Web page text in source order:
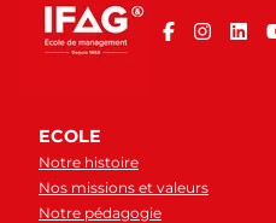
ECOLE
Notre histoire
Nos missions et valeurs
Notre pédagogie